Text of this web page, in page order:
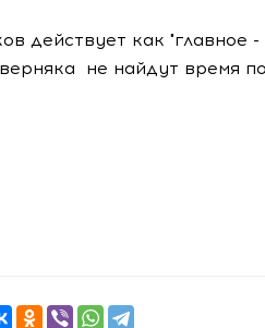
действует как "главное
не найдут время